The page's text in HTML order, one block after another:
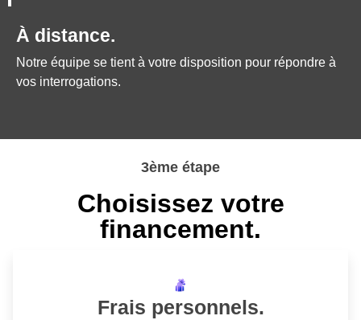
À distance.
Notre équipe se tient à votre disposition pour répondre à
vos interrogations.
3ème étape
Choisissez votre
financement.
Frais personnels.